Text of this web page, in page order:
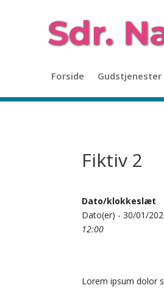
Forside Gudstjenester
Fiktiv 2
Dato/klokkeslæt
Dato(er) - 30/01/
12:00
Lorem ipsum dolor